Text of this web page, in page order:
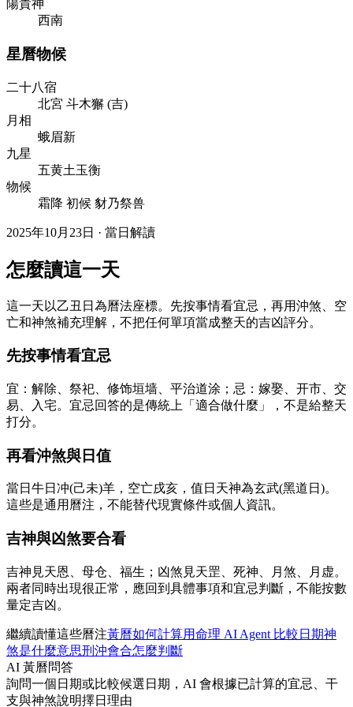
陽貴神
西南
星曆物候
二十八宿
北宮 斗木獬 (吉)
月相
蛾眉新
九星
五黄土玉衡
物候
霜降 初候 豺乃祭兽
2025年10月23日 · 當日解讀
怎麼讀這一天
這一天以乙丑日為曆法座標。先按事情看宜忌，再用沖煞、空
亡和神煞補充理解，不把任何單項當成整天的吉凶評分。
先按事情看宜忌
宜：解除、祭祀、修饰垣墙、平治道涂；忌：嫁娶、开市、交
易、入宅。宜忌回答的是傳統上「適合做什麼」，不是給整天
打分。
再看沖煞與日值
當日牛日冲(己未)羊，空亡戌亥，值日天神為玄武(黑道日)。
這些是通用曆注，不能替代現實條件或個人資訊。
吉神與凶煞要合看
吉神見天恩、母仓、福生；凶煞見天罡、死神、月煞、月虚。
兩者同時出現很正常，應回到具體事項和宜忌判斷，不能按數
量定吉凶。
繼續讀懂這些曆注黃曆如何計算用命理 AI Agent 比較日期神
煞是什麼意思刑沖會合怎麼判斷
AI 黃曆問答
詢問一個日期或比較候選日期，AI 會根據已計算的宜忌、干
支與神煞說明擇日理由